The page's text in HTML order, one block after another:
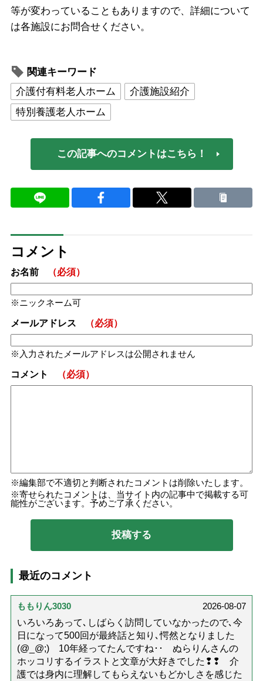
等が変わっていることもありますので、詳細について
は各施設にお問合せください。
関連キーワード
介護付有料老人ホーム
介護施設紹介
特別養護老人ホーム
この記事へのコメントはこちら！
コメント
お名前 （必須）
ニックネーム可
メールアドレス （必須）
入力されたメールアドレスは公開されません
コメント （必須）
編集部で不適切と判断されたコメントは削除いたします。
寄せられたコメントは、当サイト内の記事中で掲載する可
能性がございます。予めご了承ください。
最近のコメント
ももりん3030
2026-08-07
いろいろあって､しばらく訪問していなかったので､今
日になって500回が最終話と知り､愕然となりました
(@_@;) 10年経ってたんですね･･ ぬらりんさんの
ホッコリするイラストと文章が大好きでした❢❢ 介
護では身内に理解してもらえないもどかしさを感じた